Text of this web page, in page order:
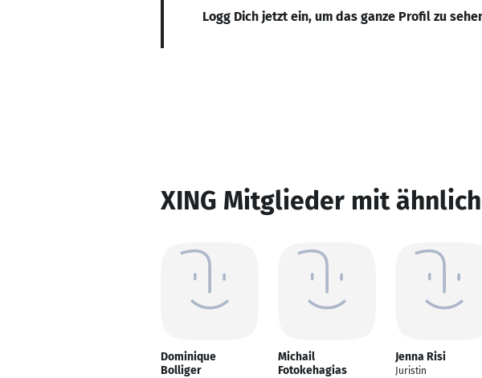
Logg Dich jetzt ein, um das ganze Profil zu
XING Mitglieder mit
Dominique
Bolliger
Michail
Fotokehagias
Jenna Risi
Juristin